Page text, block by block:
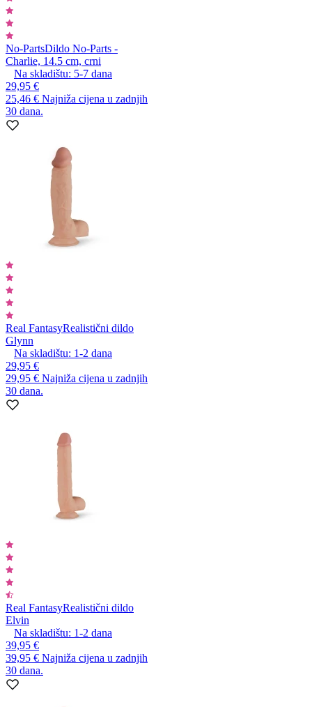
No-PartsDildo No-Parts -
Charlie, 14.5 cm, crni
Na skladištu: 5-7 dana
29,95 €
25,46 € Najniža cijena u zadnjih
30 dana.
Real FantasyRealistični dildo
Glynn
Na skladištu: 1-2 dana
29,95 €
29,95 € Najniža cijena u zadnjih
30 dana.
Real FantasyRealistični dildo
Elvin
Na skladištu: 1-2 dana
39,95 €
39,95 € Najniža cijena u zadnjih
30 dana.